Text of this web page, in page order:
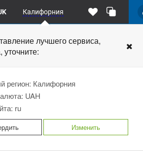
Калифорния
лучшегосервиса,
уточните:
регион: Калифорния
UAH
ru
Изменить